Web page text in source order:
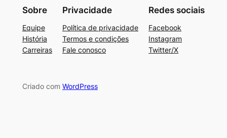
Sobre
Equipe
História
Carreiras
Privacidade
Política de privacidade
Termos e condições
Fale conosco
Redes sociais
Facebook
Instagram
Twitter/X
Criado com WordPress